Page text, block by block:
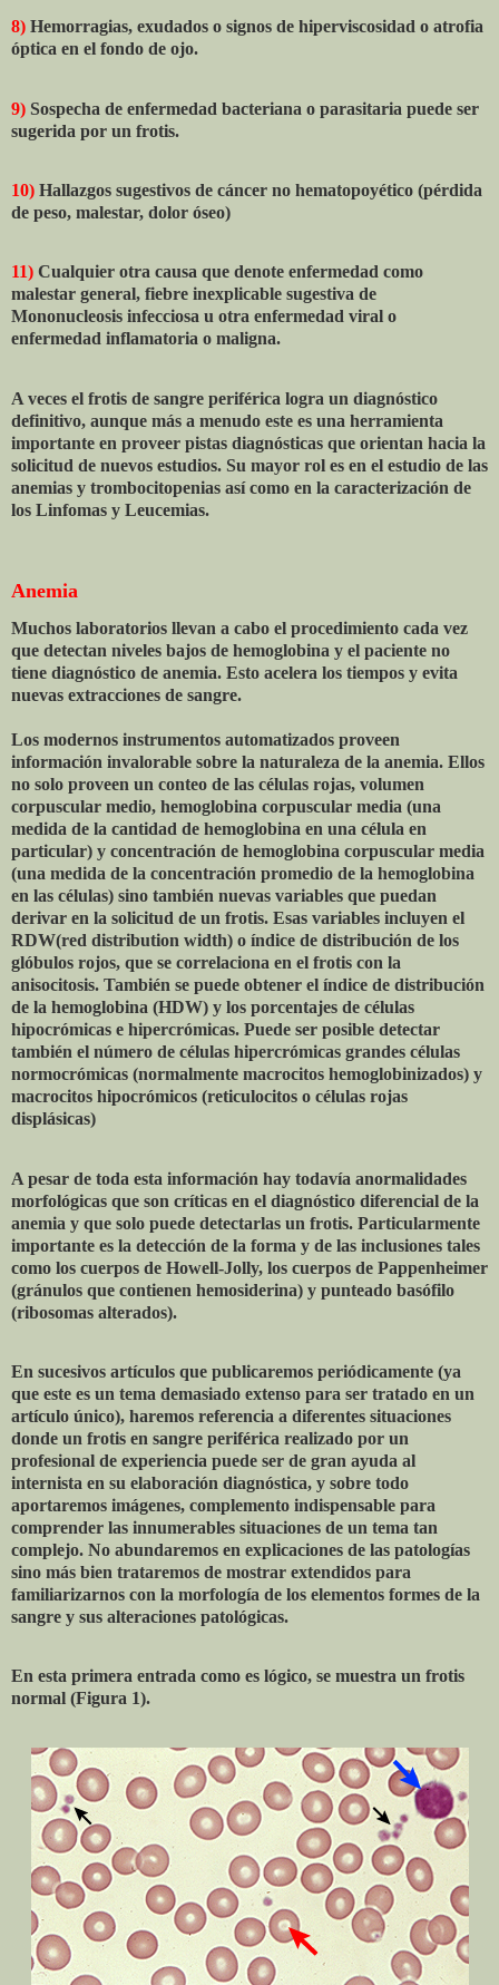
8) Hemorragias, exudados o signos de hiperviscosidad o atrofia
óptica en el fondo de ojo.
9) Sospecha de enfermedad bacteriana o parasitaria puede ser
sugerida por un frotis.
10) Hallazgos sugestivos de cáncer no hematopoyético (pérdida
de peso, malestar, dolor óseo)
11) Cualquier otra causa que denote enfermedad como
malestar general, fiebre inexplicable sugestiva de
Mononucleosis infecciosa u otra enfermedad viral o
enfermedad inflamatoria o maligna.
A veces el frotis de sangre periférica logra un diagnóstico
definitivo, aunque más a menudo este es una herramienta
importante en proveer pistas diagnósticas que orientan hacia la
solicitud de nuevos estudios. Su mayor rol es en el estudio de las
anemias y trombocitopenias así como en la caracterización de
los Linfomas y Leucemias.
Anemia
Muchos laboratorios llevan a cabo el procedimiento cada vez
que detectan niveles bajos de hemoglobina y el paciente no
tiene diagnóstico de anemia. Esto acelera los tiempos y evita
nuevas extracciones de sangre.
Los modernos instrumentos automatizados proveen
información invalorable sobre la naturaleza de la anemia. Ellos
no solo proveen un conteo de las células rojas, volumen
corpuscular medio, hemoglobina corpuscular media (una
medida de la cantidad de hemoglobina en una célula en
particular) y concentración de hemoglobina corpuscular media
(una medida de la concentración promedio de la hemoglobina
en las células) sino también nuevas variables que puedan
derivar en la solicitud de un frotis. Esas variables incluyen el
RDW(red distribution width) o índice de distribución de los
glóbulos rojos, que se correlaciona en el frotis con la
anisocitosis. También se puede obtener el índice de distribución
de la hemoglobina (HDW) y los porcentajes de células
hipocrómicas e hipercrómicas. Puede ser posible detectar
también el número de células hipercrómicas grandes células
normocrómicas (normalmente macrocitos hemoglobinizados) y
macrocitos hipocrómicos (reticulocitos o células rojas
displásicas)
A pesar de toda esta información hay todavía anormalidades
morfológicas que son críticas en el diagnóstico diferencial de la
anemia y que solo puede detectarlas un frotis. Particularmente
importante es la detección de la forma y de las inclusiones tales
como los cuerpos de Howell-Jolly, los cuerpos de Pappenheimer
(gránulos que contienen hemosiderina) y punteado basófilo
(ribosomas alterados).
En sucesivos artículos que publicaremos periódicamente (ya
que este es un tema demasiado extenso para ser tratado en un
artículo único), haremos referencia a diferentes situaciones
donde un frotis en sangre periférica realizado por un
profesional de experiencia puede ser de gran ayuda al
internista en su elaboración diagnóstica, y sobre todo
aportaremos imágenes, complemento indispensable para
comprender las innumerables situaciones de un tema tan
complejo. No abundaremos en explicaciones de las patologías
sino más bien trataremos de mostrar extendidos para
familiarizarnos con la morfología de los elementos formes de la
sangre y sus alteraciones patológicas.
En esta primera entrada como es lógico, se muestra un frotis
normal (Figura 1).